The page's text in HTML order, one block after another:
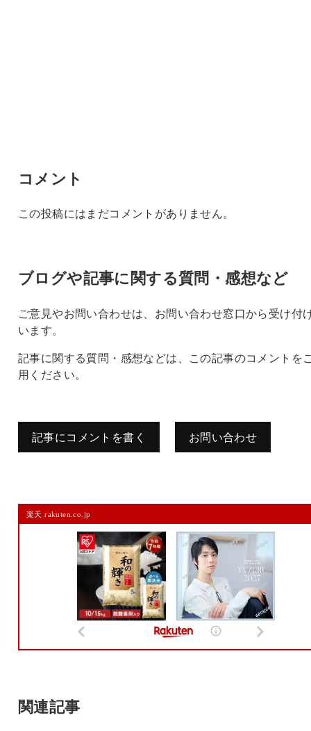
コメント
この投稿にはまだコメントがありません。
ブログや記事に関する質問・感想など
ご意見やお問い合わせは、お問い合わせ窓口から受け付
います。
記事に関する質問・感想などは、この記事のコメントを
用ください。
記事にコメントを書く お問い合わせ
メールアドレスは公開されません。
また、コメント欄には、必ず日本語を含めてください（スパム対策）。
サイト
楽天 rakuten.co.jp
関連記事